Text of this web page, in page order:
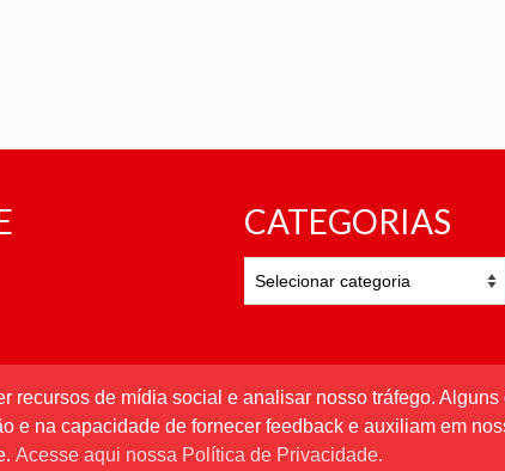
CATEGORIAS
de mídia social e analisar nosso tráfego.
e na capacidade de fornecer feedback e auxiliam em
Acesse aqui nossa Política de Privacidade.